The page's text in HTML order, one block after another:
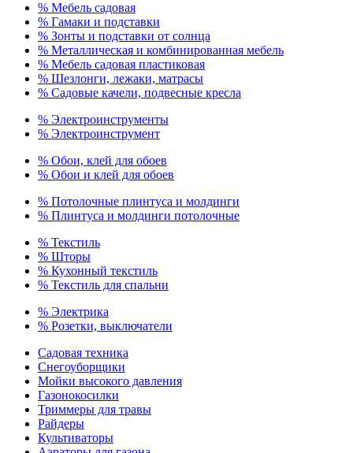
% Мебель садовая
% Гамаки и подставки
% Зонты и подставки от солнца
% Металлическая и комбинированная мебель
% Мебель садовая пластиковая
% Шезлонги, лежаки, матрасы
% Садовые качели, подвесные кресла
% Электроинструменты
% Электроинструмент
% Обои, клей для обоев
% Обои и клей для обоев
% Потолочные плинтуса и молдинги
% Плинтуса и молдинги потолочные
% Текстиль
% Шторы
% Кухонный текстиль
% Текстиль для спальни
% Электрика
% Розетки, выключатели
Садовая техника
Снегоуборщики
Мойки высокого давления
Газонокосилки
Триммеры для травы
Райдеры
Культиваторы